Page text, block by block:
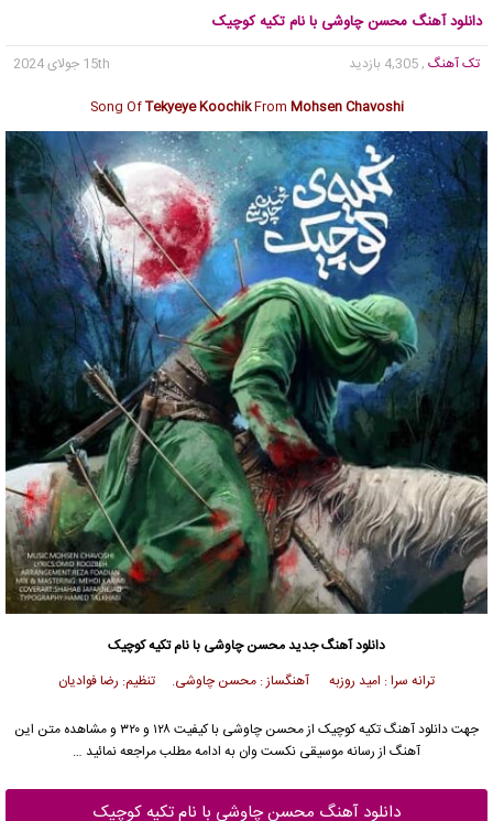
دانلود آهنگ محسن چاوشی با نام تکیه کوچیک
تک آهنگ , 4,305 بازدید
15th جولای 2024
Song OfTekyeye KoochikFrom Mohsen Chavoshi
دانلود آهنگ جدیدمحسن چاوشی با نام تکیه کوچیک
ترانه سرا : امید روزبه آهنگساز : محسن چاوشی. تنظیم: رضا فوادیان
جهت دانلود آهنگ تکیه کوچیک ازمحسن چاوشی
با کیفیت ۱۲۸ و ۳۲۰ و مشاهده متن این
آهنگ از رسانه موسیقی نکست وان به ادامه مطلب مراجعه نمائید …
دانلود آهنگ محسن چاوشی با نام تکیه کوچیک